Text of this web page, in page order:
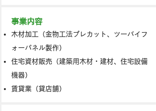
事業内容
木材加工（金物工法プレカット、ツーバイフ
ォーパネル製作）
住宅資材販売（建築用木材・建材、住宅設備
機器）
賃貸業（貸店舗）